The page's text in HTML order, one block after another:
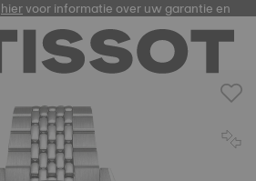
hiervoor informatie over uw garantie en